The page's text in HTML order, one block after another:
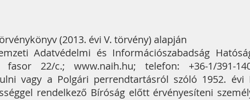
(2013. évi V. törvény) alapján
Adatvédelmi és Információszabadság
fasor 22/c.; www.naih.hu; telefon: +36-1/391-
vagy a Polgári perrendtartásról szóló 1952. évi
rendelkező Bíróság előtt érvényesíteni